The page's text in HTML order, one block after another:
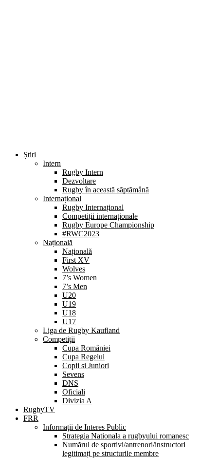
Știri
Intern
Rugby Intern
Dezvoltare
Rugby în această săptămână
Internațional
Rugby Internațional
Competiții internaționale
Rugby Europe Championship
#RWC2023
Națională
Națională
First XV
Wolves
7’s Women
7’s Men
U20
U19
U18
U17
Liga de Rugby Kaufland
Competiții
Cupa României
Cupa Regelui
Copii si Juniori
Sevens
DNS
Oficiali
Divizia A
RugbyTV
FRR
Informații de Interes Public
Strategia Nationala a rugbyului romanesc
Numărul de sportivi/antrenori/instructori
legitimați pe structurile membre